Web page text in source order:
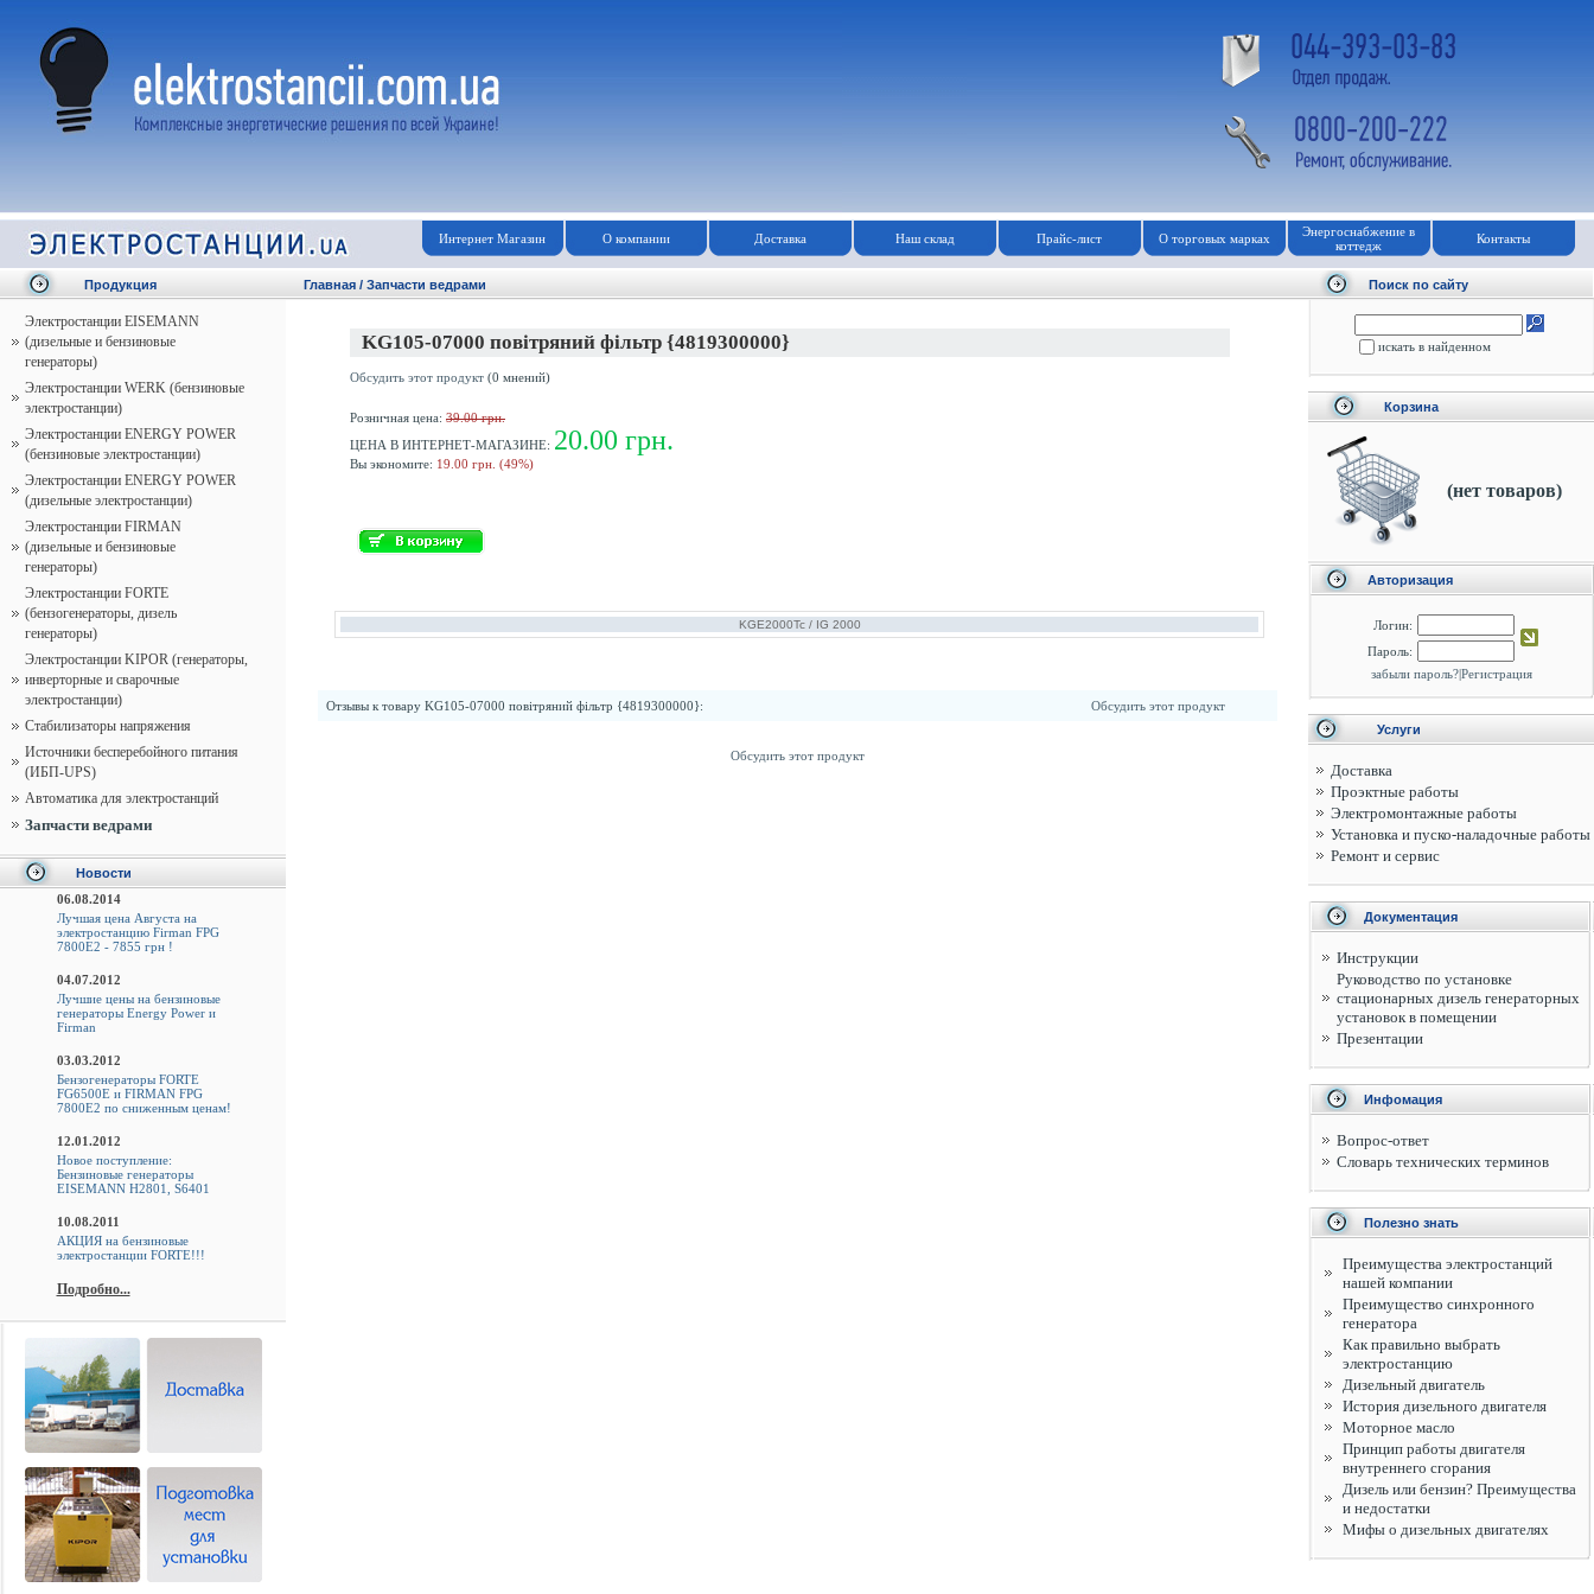
Интернет Магазин О компании Доставка Наш склад Прайс-лист О торговых марках
Энергоснабжение в
коттедж
Контакты
Продукция
Электростанции EISEMANN
(дизельные и бензиновые
генераторы)
Электростанции WERK (бензиновые
электростанции)
Электростанции ENERGY POWER
(бензиновые электростанции)
Электростанции ENERGY POWER
(дизельные электростанции)
Электростанции FIRMAN
(дизельные и бензиновые
генераторы)
Электростанции FORTE
(бензогенераторы, дизель
генераторы)
Электростанции KIPOR (генераторы,
инверторные и сварочные
электростанции)
Стабилизаторы напряжения
Источники бесперебойного питания
(ИБП-UPS)
Автоматика для электростанций
Запчасти ведрами
Новости
06.08.2014
Лучшая цена Августа на
электростанцию Firman FPG
7800E2 - 7855 грн !
04.07.2012
Лучшие цены на бензиновые
генераторы Energy Power и
Firman
03.03.2012
Бензогенераторы FORTE
FG6500E и FIRMAN FPG
7800E2 по сниженным ценам!
12.01.2012
Новое поступление:
Бензиновые генераторы
EISEMANN H2801, S6401
10.08.2011
АКЦИЯ на бензиновые
электростанции FORTE!!!
Подробно...
Главная / Запчасти ведрами
KG105-07000 повітряний фільтр {4819300000}
Обсудить этот продукт (0 мнений)
Розничная цена: 39.00 грн.
ЦЕНА В ИНТЕРНЕТ-МАГАЗИНЕ: 20.00 грн.
Вы экономите: 19.00 грн. (49%)
KGE2000Tc / IG 2000
Отзывы к товару KG105-07000 повітряний фільтр {4819300000}: Обсудить этот продукт
Обсудить этот продукт
Поиск по сайту
искать в найденном
Корзина
(нет товаров)
Авторизация
Логин:
Пароль:
забыли пароль?|Регистрация
Услуги
Доставка
Проэктные работы
Электромонтажные работы
Установка и пуско-наладочные работы
Ремонт и сервис
Документация
Инструкции
Руководство по установке
стационарных дизель генераторных
установок в помещении
Презентации
Инфомация
Вопрос-ответ
Словарь технических терминов
Полезно знать
Преимущества электростанций
нашей компании
Преимущество синхронного
генератора
Как правильно выбрать
электростанцию
Дизельный двигатель
История дизельного двигателя
Моторное масло
Принцип работы двигателя
внутреннего сгорания
Дизель или бензин? Преимущества
и недостатки
Мифы о дизельных двигателях